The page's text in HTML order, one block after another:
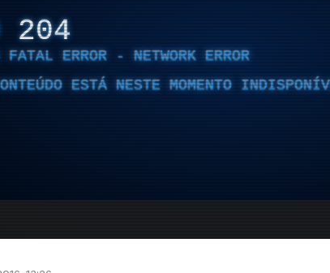
204
ERROR - NETWORK ERROR
ESTÁ NESTE MOMENTO